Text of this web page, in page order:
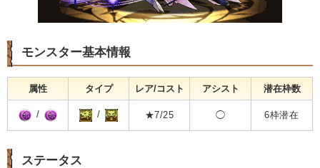
モンスター基本情報
属性 タイプ レア/コスト アシスト 潜在枠数
/ / ★7/25 ◯ 6枠潜在
ステータス